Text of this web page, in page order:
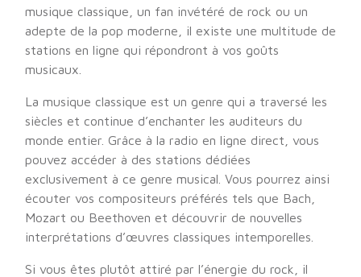
musique classique, un fan invétéré de rock ou un
adepte de la pop moderne, il existe une multitude de
stations en ligne qui répondront à vos goûts
musicaux.
La musique classique est un genre qui a traversé les
siècles et continue d’enchanter les auditeurs du
monde entier. Grâce à la radio en ligne direct, vous
pouvez accéder à des stations dédiées
exclusivement à ce genre musical. Vous pourrez ainsi
écouter vos compositeurs préférés tels que Bach,
Mozart ou Beethoven et découvrir de nouvelles
interprétations d’œuvres classiques intemporelles.
Si vous êtes plutôt attiré par l’énergie du rock, il